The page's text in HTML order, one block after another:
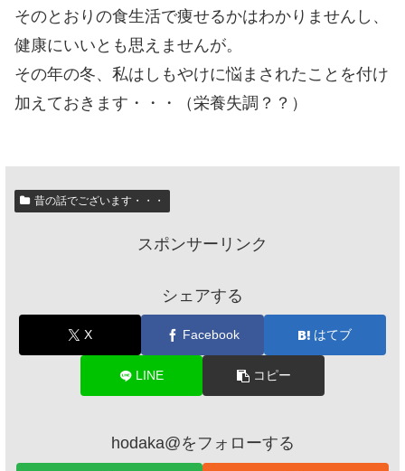
そのとおりの食生活で痩せるかはわかりませんし、
健康にいいとも思えませんが。
その年の冬、私はしもやけに悩まされたことを付け
加えておきます・・・（栄養失調？？）
昔の話でございます・・・
スポンサーリンク
シェアする
X Facebook はてブ
LINE コピー
hodaka@をフォローする